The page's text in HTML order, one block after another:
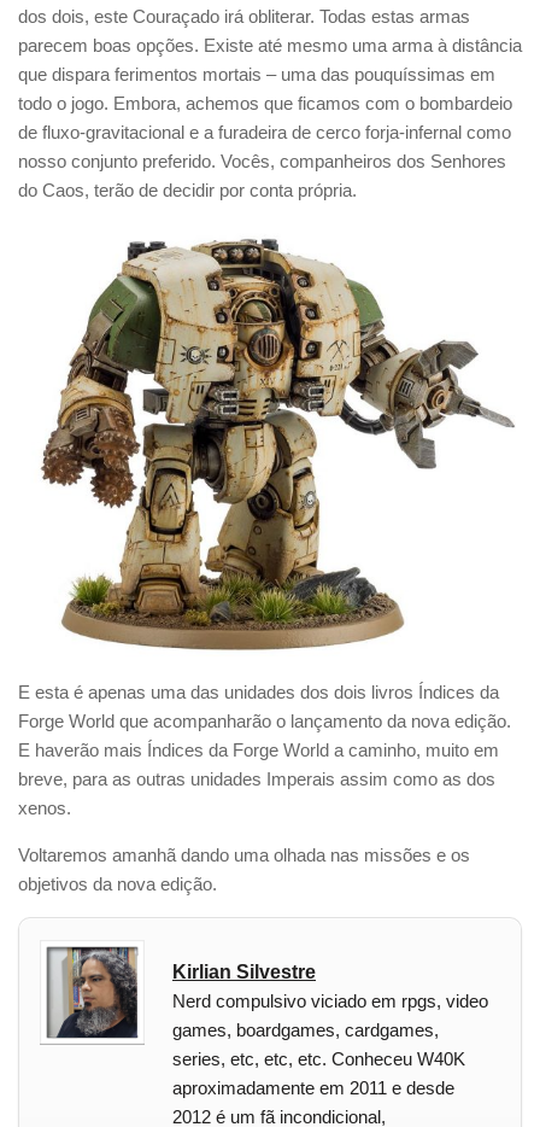
dos dois, este Couraçado irá obliterar. Todas estas armas
parecem boas opções. Existe até mesmo uma arma à distância
que dispara ferimentos mortais – uma das pouquíssimas em
todo o jogo. Embora, achemos que ficamos com o bombardeio
de fluxo-gravitacional e a furadeira de cerco forja-infernal como
nosso conjunto preferido. Vocês, companheiros dos Senhores
do Caos, terão de decidir por conta própria.
E esta é apenas uma das unidades dos dois livros Índices da
Forge World que acompanharão o lançamento da nova edição.
E haverão mais Índices da Forge World a caminho, muito em
breve, para as outras unidades Imperais assim como as dos
xenos.
Voltaremos amanhã dando uma olhada nas missões e os
objetivos da nova edição.
Kirlian Silvestre
Nerd compulsivo viciado em rpgs, video
games, boardgames, cardgames,
series, etc, etc, etc. Conheceu W40K
aproximadamente em 2011 e desde
2012 é um fã incondicional,